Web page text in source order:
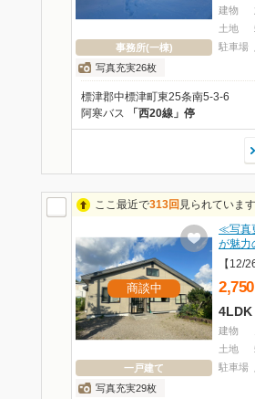
事務所(一棟)
写真充実26枚
建物
土地
駐車場
標津郡中標津町東25条南5-3-6
阿寒バス 「西20線」停
ここ最近で313回 見られていま
商談中
一戸建て
写真充実29枚
≪写真
が魅力
2,750
4LDK
建物
土地
駐車場